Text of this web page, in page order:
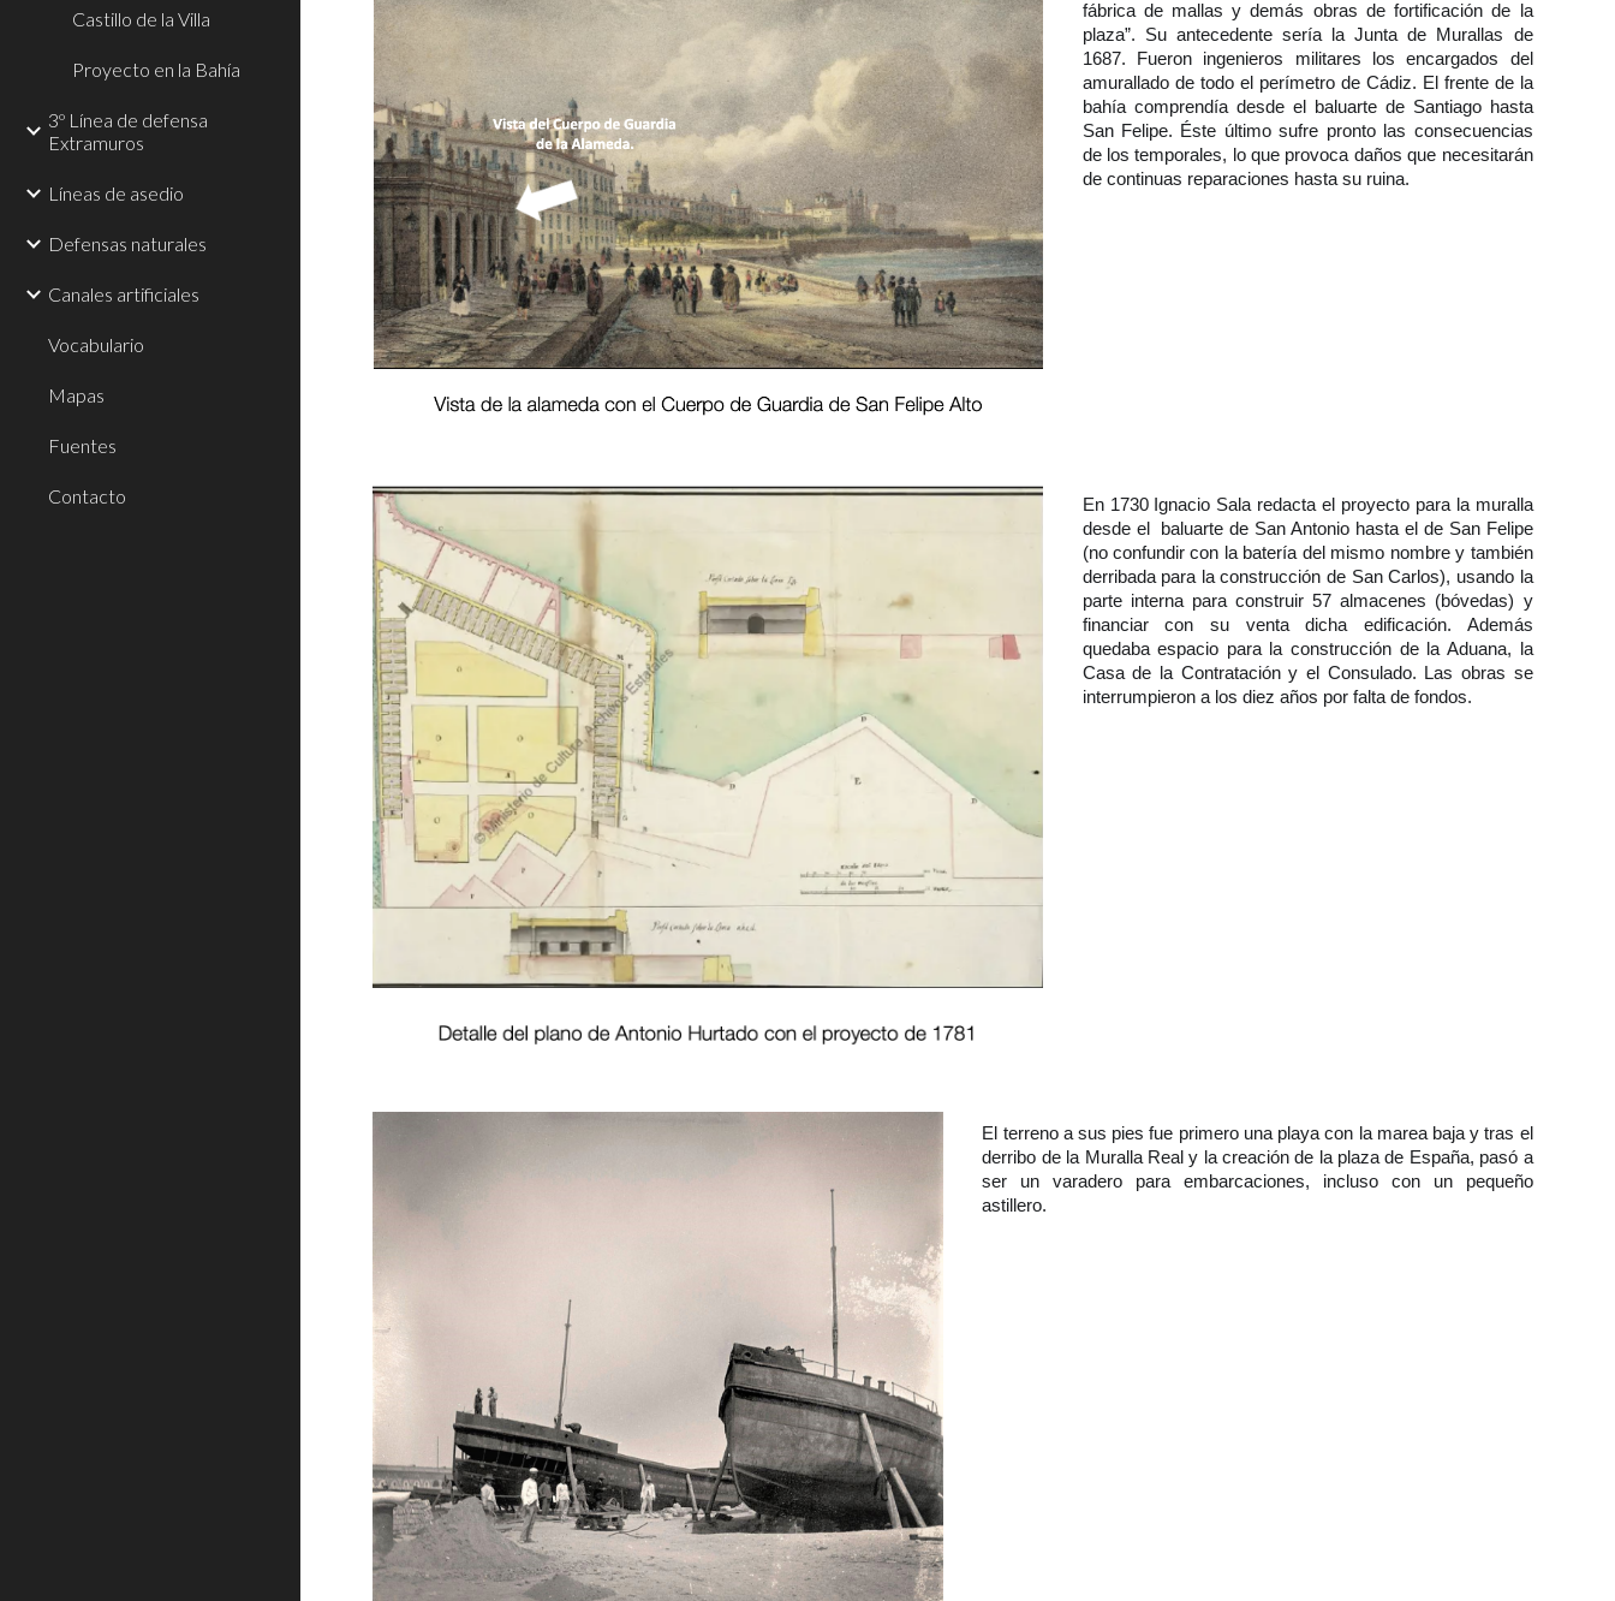
Castillo de la Villa
Proyecto en la Bahía
3º Línea de defensa
Extramuros
Líneas de asedio
Defensas naturales
Canales artificiales
Vocabulario
Mapas
Fuentes
Contacto
fábrica de mallas y demás obras de fortificación de la
plaza”. Su antecedente sería la Junta de Murallas de
1687. Fueron ingenieros militares los encargados del
amurallado de todo el perímetro de Cádiz. El frente de la
bahía comprendía desde el baluarte de Santiago hasta
San Felipe. Éste último sufre pronto las consecuencias
de los temporales, lo que provoca daños que necesitarán
de continuas reparaciones hasta su ruina.
En 1730 Ignacio Sala redacta el proyecto para la muralla
desde el baluarte de San Antonio hasta el de San Felipe
(no confundir con la batería del mismo nombre y también
derribada para la construcción de San Carlos), usando la
parte interna para construir 57 almacenes (bóvedas) y
financiar con su venta dicha edificación. Además
quedaba espacio para la construcción de la Aduana, la
Casa de la Contratación y el Consulado. Las obras se
interrumpieron a los diez años por falta de fondos.
El terreno a sus pies fue primero una playa con la marea baja y tras el
derribo de la Muralla Real y la creación de la plaza de España, pasó a
ser un varadero para embarcaciones, incluso con un pequeño
astillero.